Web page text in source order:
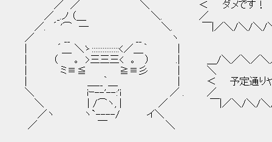
／ ／ ＼ ＜ ダメです！
／ _.ノ （＿ ＼. ／
／. ´ '⌒ ─ ＼. ￣|／＼/＼/＼/＼
／ __ __ ヽ
| ´＿ ＼ゝ:::::::::::::::<／＿｀ |
| （ ｡ >三三三< ｡ ） .| ＿/＼／＼／＼／＼
| ミ≡≦ ≧≡彡
| ＿__｀＿ | ＜ 予定通りやっても
＼ iｰ--'--:'i ／
＼ | /⌒ヽ, | ／ ￣|／＼/＼/＼/＼/＼
／ヽ ヽ`----/ イ＼
／ ￣ ＼